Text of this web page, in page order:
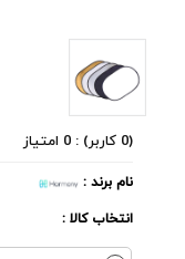
(0 کاربر) : 0 امتیاز
نام برند :
انتخاب کالا :